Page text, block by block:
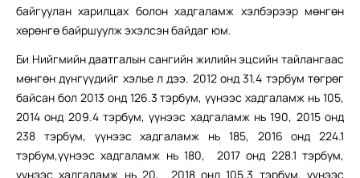
байгуулан харилцах болон хадгаламж хэлбэрээр мөнгөн
хөрөнгө байршуулж эхэлсэн байдаг юм.
Би Нийгмийн даатгалын сангийн жилийн эцсийн тайлангаас
мөнгөн дүнгүүдийг хэлье л дээ. 2012 онд 31.4 тэрбум төгрөг
байсан бол 2013 онд 126.3 тэрбум, үүнээс хадгаламж нь 105,
2014 онд 209.4 тэрбум, үүнээс хадгаламж нь 190, 2015 онд
238 тэрбум, үүнээс хадгаламж нь 185, 2016 онд 224.1
тэрбум,үүнээс хадгаламж нь 180, 2017 онд 228.1 тэрбум,
үүнээс хадгаламж нь 20, 2018 онд 105.3 тэрбум, үүнээс